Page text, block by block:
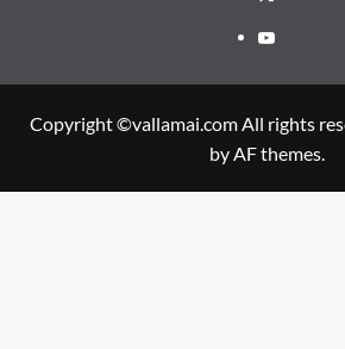
Youtube
Copyright ©vallamai.com All rights
by AF themes.